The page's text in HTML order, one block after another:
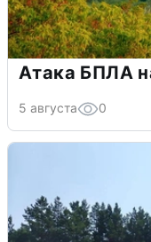
Атака БПЛА
5 августа 0